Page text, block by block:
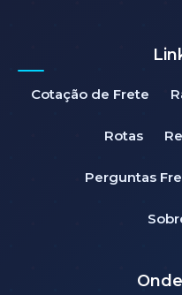
Cotação de Frete
Rotas
Perguntas